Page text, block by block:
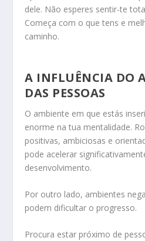
dele. Não esperes sentir-te
Começa com o que tens e
caminho.
A INFLUÊNCIA DO
DAS PESSOAS
O ambiente em que estás
enorme na tua mentalidade.
positivas, ambiciosas e
pode acelerar
desenvolvimento.
Por outro lado, ambientes
podem dificultar o progresso.
Procura estar próximo de